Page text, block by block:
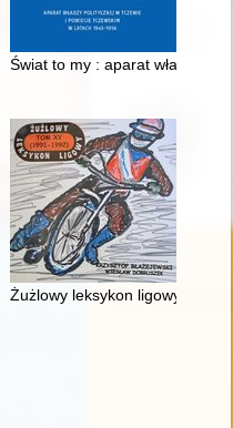
przesłanie
Świat to my : aparat władzy
romantycznych Fryderyka
Żużlowy leksykon ligowy. T. 15,